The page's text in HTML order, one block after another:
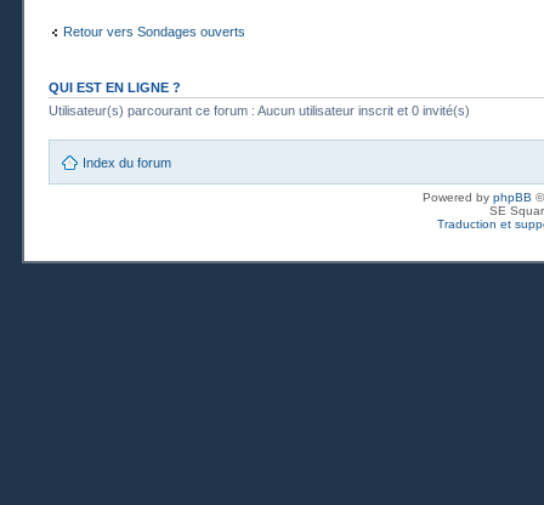
Retour vers Sondages ouverts
QUI EST EN LIGNE ?
Utilisateur(s) parcourant ce forum : Aucun utilisateur inscrit et 0 invité(s)
Index du forum
Powered by phpBB
SE
Traduction et